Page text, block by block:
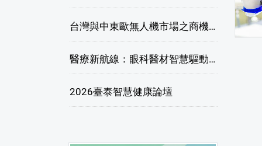
台灣與中東歐無人機市場之商機與挑戰座談會
醫療新航線：眼科醫材智慧驅動，數位醫療落地布局線上研討會
2026臺泰智慧健康論壇